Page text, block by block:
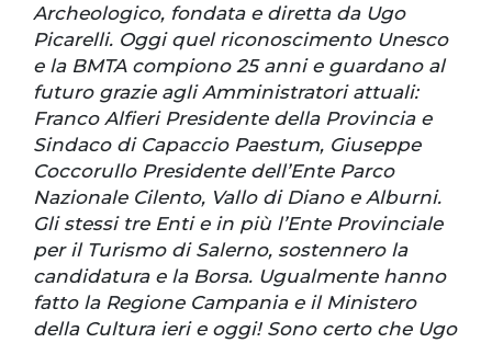
Archeologico, fondata e diretta da Ugo
Picarelli. Oggi quel riconoscimento Unesco
e la BMTA compiono 25 anni e guardano al
futuro grazie agli Amministratori attuali:
Franco Alfieri Presidente della Provincia e
Sindaco di Capaccio Paestum, Giuseppe
Coccorullo Presidente dell’Ente Parco
Nazionale Cilento, Vallo di Diano e Alburni.
Gli stessi tre Enti e in più l’Ente Provinciale
per il Turismo di Salerno, sostennero la
candidatura e la Borsa. Ugualmente hanno
fatto la Regione Campania e il Ministero
della Cultura ieri e oggi! Sono certo che Ugo